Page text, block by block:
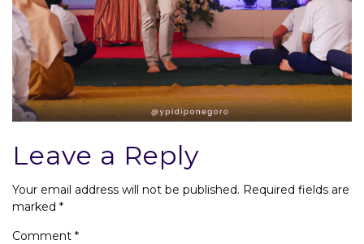
Leave a Reply
Your email address will not be published. Required fields are
marked *
Comment *